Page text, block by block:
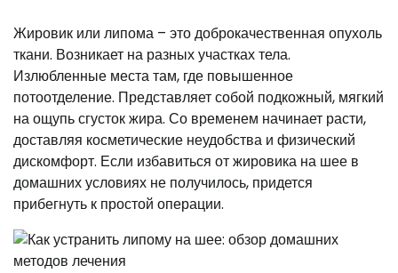
Жировик или липома – это доброкачественная опухоль
ткани. Возникает на разных участках тела.
Излюбленные места там, где повышенное
потоотделение. Представляет собой подкожный, мягкий
на ощупь сгусток жира. Со временем начинает расти,
доставляя косметические неудобства и физический
дискомфорт. Если избавиться от жировика на шее в
домашних условиях не получилось, придется
прибегнуть к простой операции.